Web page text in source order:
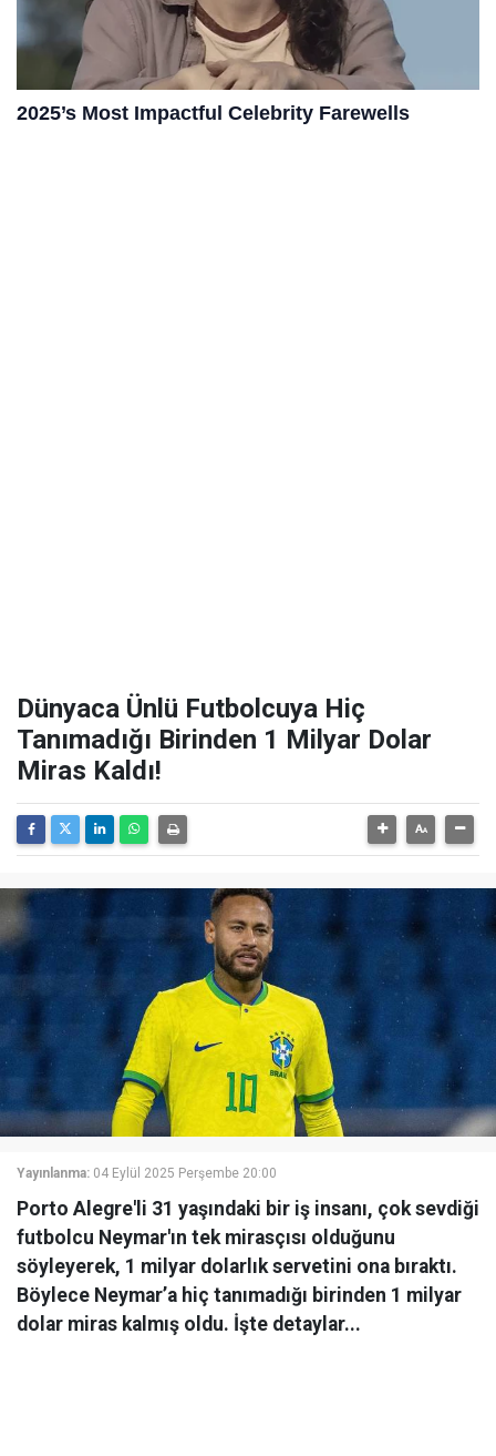
Dünyaca Ünlü Futbolcuya Hiç
Tanımadığı Birinden 1 Milyar Dolar
Miras Kaldı!
Yayınlanma: 04 Eylül 2025 Perşembe 20:00
Porto Alegre'li 31 yaşındaki bir iş insanı, çok sevdiği
futbolcu Neymar'ın tek mirasçısı olduğunu
söyleyerek, 1 milyar dolarlık servetini ona bıraktı.
Böylece Neymar’a hiç tanımadığı birinden 1 milyar
dolar miras kalmış oldu. İşte detaylar...